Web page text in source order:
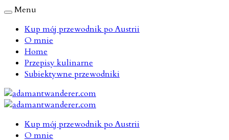
Menu
Kup mój przewodnik po Austrii
O mnie
Home
Przepisy kulinarne
Subiektywne przewodniki
Kup mój przewodnik po Austrii
O mnie